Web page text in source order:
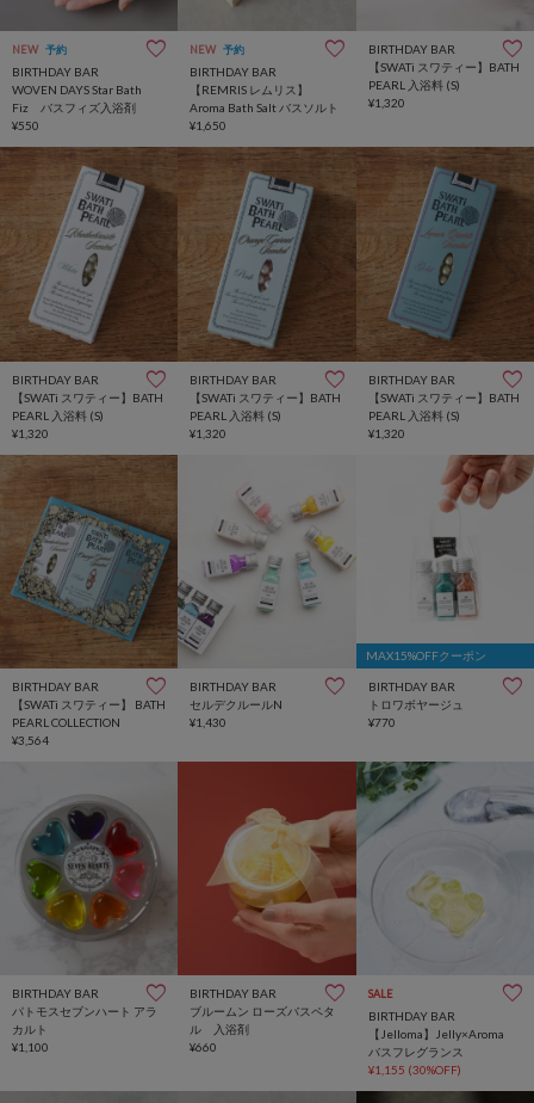
NEW 予約
BIRTHDAY BAR
WOVEN DAYS Star Bath
Fiz バスフィズ入浴剤
¥550
NEW 予約
BIRTHDAY BAR
【REMRIS レムリス】
Aroma Bath Salt バスソルト
¥1,650
BIRTHDAY BAR
【SWATi スワティー】BATH
PEARL 入浴料 (S)
¥1,320
BIRTHDAY BAR
【SWATi スワティー】BATH
PEARL 入浴料 (S)
¥1,320
BIRTHDAY BAR
【SWATi スワティー】BATH
PEARL 入浴料 (S)
¥1,320
BIRTHDAY BAR
【SWATi スワティー】BATH
PEARL 入浴料 (S)
¥1,320
BIRTHDAY BAR
【SWATi スワティー】 BATH
PEARL COLLECTION
¥3,564
BIRTHDAY BAR
セルデクルールN
¥1,430
MAX15%OFFクーポン
BIRTHDAY BAR
トロワボヤージュ
¥770
BIRTHDAY BAR
パトモスセブンハート アラ
カルト
¥1,100
BIRTHDAY BAR
ブルームン ローズバスペタ
ル 入浴剤
¥660
SALE
BIRTHDAY BAR
【Jelloma】Jelly×Aroma
バスフレグランス
¥1,155 (30%OFF)